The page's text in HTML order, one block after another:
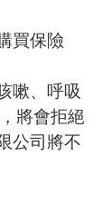
買保險
嗽、呼吸
將會拒絕
公司將不